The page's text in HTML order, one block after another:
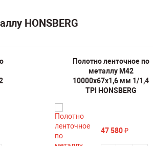
HONSBERG
Полотно ленточное по
металлу M42
10000х67х1,6 мм 1/1,4
TPI HONSBERG
47 580 ₽